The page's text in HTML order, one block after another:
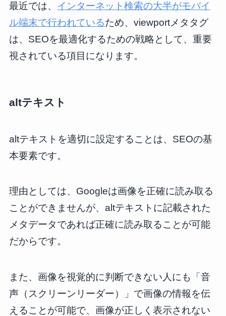
最近では、 インターネット検索の大半がモバイ
ル端末で行われているため、viewportメタタグ
は、SEOを最適化するための戦略として、重要
視されている項目になります。
altテキスト
altテキストを適切に設定することは、SEOの基
本要素です。
理由としては、Googleは画像を正確に読み取る
ことができませんが、altテキストに記載された
メタデータであれば正確に読み取ることが可能
だからです。
また、画像を視覚的に判断できない人にも「音
声（スクリーンリーダー）」で画像の情報を伝
えることが可能で、画像が正しく表示されない